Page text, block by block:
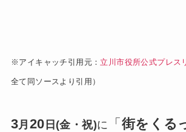
※アイキャッチ引用元： 立川市役所公式プレス
全て同ソースより引用）
3月 20 日(金・祝)に 「 街をくる